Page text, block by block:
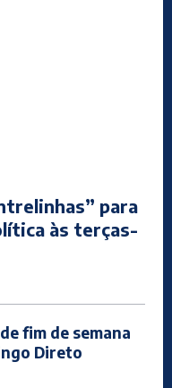
para
às terças-
fim de semana
Direto